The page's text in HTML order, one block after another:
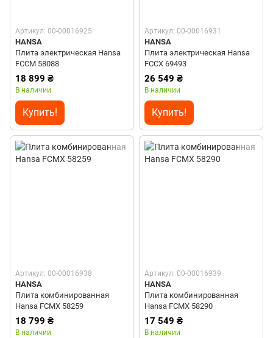
Артикул: 00-00016925
HANSA
Плита электрическая Hansa
FCCM 58088
18 899 ₴
В наличии
Купить!
Артикул: 00-00016931
HANSA
Плита электрическая Hansa
FCCX 69493
26 549 ₴
В наличии
Купить!
Артикул: 00-00016938
HANSA
Плита комбинированная
Hansa FCMX 58259
18 799 ₴
В наличии
Артикул: 00-00016939
HANSA
Плита комбинированная
Hansa FCMX 58290
17 549 ₴
В наличии